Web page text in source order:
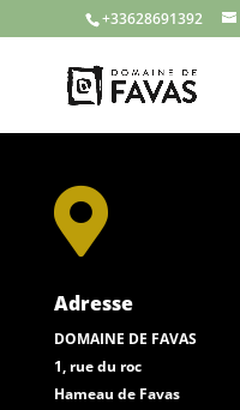
+33628691392

Adresse
DOMAINE DE FAVAS
1, rue du roc
Hameau de Favas